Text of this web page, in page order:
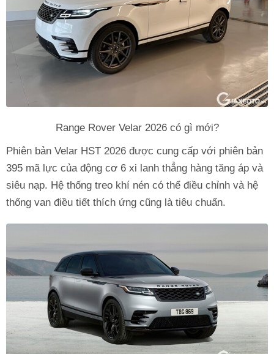
Range Rover Velar 2026 có gì mới?
Phiên bản Velar HST 2026 được cung cấp với phiên bản
395 mã lực của động cơ 6 xi lanh thẳng hàng tăng áp và
siêu nạp. Hệ thống treo khí nén có thể điều chỉnh và hệ
thống van điều tiết thích ứng cũng là tiêu chuẩn.